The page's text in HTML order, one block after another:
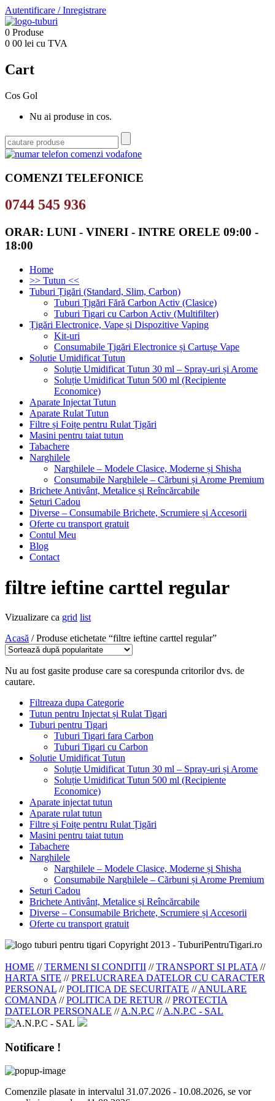
Autentificare /Inregistrare
0 Produse
0 00 lei cu TVA
Cart
Cos Gol
Nu ai produse in cos.
COMENZI TELEFONICE
0744 545 936
ORAR: LUNI - VINERI - INTRE ORELE 09:00 -
18:00
Home
>> Tutun <<
Tuburi Țigări (Standard, Slim, Carbon)
Tuburi Țigări Fără Carbon Activ (Clasice)
Tuburi Tigari cu Carbon Activ (Multifilter)
Țigări Electronice, Vape și Dispozitive Vaping
Kit-uri
Consumabile Țigări Electronice și Cartușe Vape
Solutie Umidificat Tutun
Soluție Umidificat Tutun 30 ml – Spray-uri și Arome
Soluție Umidificat Tutun 500 ml (Recipiente
Economice)
Aparate Injectat Tutun
Aparate Rulat Tutun
Filtre și Foițe pentru Rulat Țigări
Masini pentru taiat tutun
Tabachere
Narghilele
Narghilele – Modele Clasice, Moderne și Shisha
Consumabile Narghilele – Cărbuni și Arome Premium
Brichete Antivânt, Metalice și Reîncărcabile
Seturi Cadou
Diverse – Consumabile Brichete, Scrumiere și Accesorii
Oferte cu transport gratuit
Contul Meu
Blog
Contact
filtre ieftine carttel regular
Vizualizare ca grid list
Acasă / Produse etichetate “filtre ieftine carttel regular”
Nu au fost gasite produse care sa corespunda critorilor dvs. de
cautare.
Filtreaza dupa Categorie
Tutun pentru Injectat și Rulat Tigari
Tuburi pentru Tigari
Tuburi Tigari fara Carbon
Tuburi Tigari cu Carbon
Solutie Umidificat Tutun
Soluție Umidificat Tutun 30 ml – Spray-uri și Arome
Soluție Umidificat Tutun 500 ml (Recipiente
Economice)
Aparate injectat tutun
Aparate rulat tutun
Filtre și Foițe pentru Rulat Țigări
Masini pentru taiat tutun
Tabachere
Narghilele
Narghilele – Modele Clasice, Moderne și Shisha
Consumabile Narghilele – Cărbuni și Arome Premium
Seturi Cadou
Brichete Antivânt, Metalice și Reîncărcabile
Diverse – Consumabile Brichete, Scrumiere și Accesorii
Oferte cu transport gratuit
Copyright 2013 - TuburiPentruTigari.ro
HOME //TERMENI SI CONDITII //TRANSPORT SI PLATA //
HARTA SITE //PRELUCRAREA DATELOR CU CARACTER
PERSONAL //POLITICA DE SECURITATE //ANULARE
COMANDA //POLITICA DE RETUR //PROTECTIA
DATELOR PERSONALE //A.N.P.C //A.N.P.C - SAL
Notificare !
Comenzile plasate in intervalul 31.07.2026 - 10.08.2026, se vor